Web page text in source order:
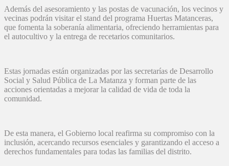
Además del asesoramiento y las postas de vacunación, los vecinos y
vecinas podrán visitar el stand del programa Huertas Matanceras,
que fomenta la soberanía alimentaria, ofreciendo herramientas para
el autocultivo y la entrega de recetarios comunitarios.
Estas jornadas están organizadas por las secretarías de Desarrollo
Social y Salud Pública de La Matanza y forman parte de las
acciones orientadas a mejorar la calidad de vida de toda la
comunidad.
De esta manera, el Gobierno local reafirma su compromiso con la
inclusión, acercando recursos esenciales y garantizando el acceso a
derechos fundamentales para todas las familias del distrito.